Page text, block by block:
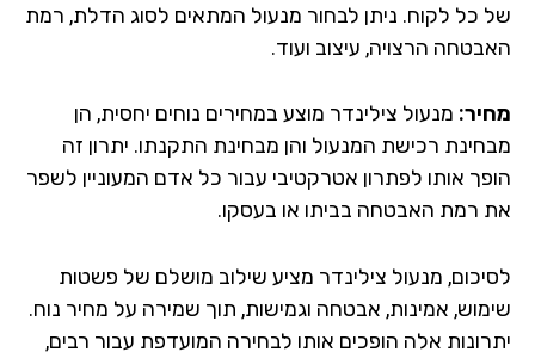
כל לקוח. ניתן לבחור מנעול המתאים לסוג הדלת, רמת
הרצויה, עיצוב ועוד.
מנעול צילינדר מוצע במחירים נוחים יחסית, הן
רכישת המנעול והן מבחינת התקנתו. יתרון זה
אותו לפתרון אטרקטיבי עבור כל אדם המעוניין לשפר
רמת האבטחה בביתו או בעסקו.
מנעול צילינדר מציע שילוב מושלם של פשטות
אמינות, אבטחה וגמישות, תוך שמירה על מחיר נוח.
אלה הופכים אותו לבחירה המועדפת עבור רבים,